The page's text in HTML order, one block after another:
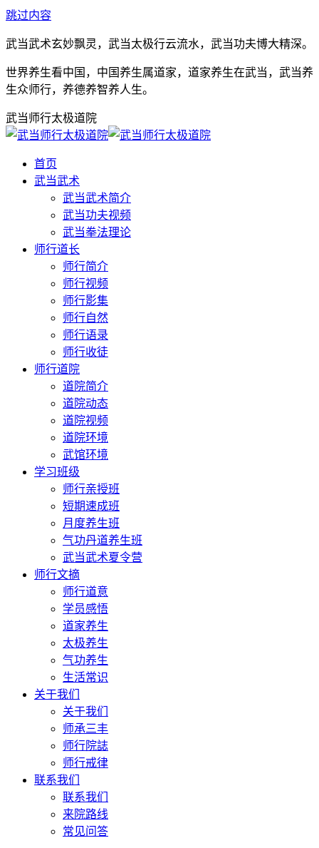
跳过内容
武当武术玄妙飘灵，武当太极行云流水，武当功夫博大精深。
世界养生看中国，中国养生属道家，道家养生在武当，武当养
生众师行，养德养智养人生。
武当师行太极道院
首页
武当武术
武当武术简介
武当功夫视频
武当拳法理论
师行道长
师行简介
师行视频
师行影集
师行自然
师行语录
师行收徒
师行道院
道院简介
道院动态
道院视频
道院环境
武馆环境
学习班级
师行亲授班
短期速成班
月度养生班
气功丹道养生班
武当武术夏令营
师行文摘
师行道意
学员感悟
道家养生
太极养生
气功养生
生活常识
关于我们
关于我们
师承三丰
师行院誌
师行戒律
联系我们
联系我们
来院路线
常见问答